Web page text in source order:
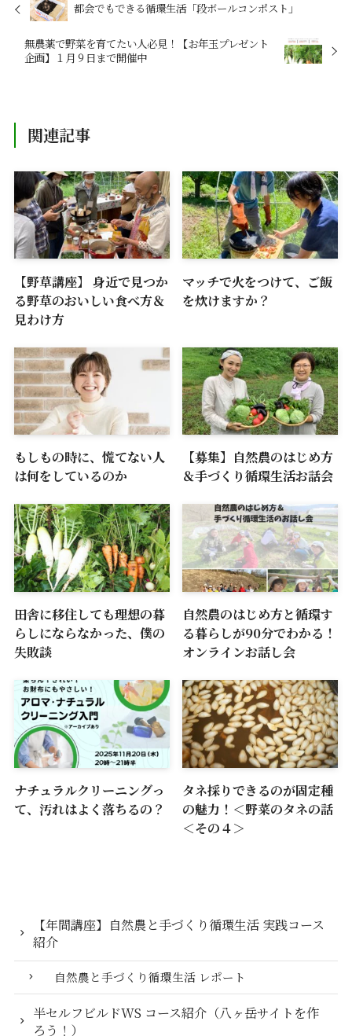
都会でもできる循環生活「段ボールコンポスト」
無農薬で野菜を育てたい人必見！【お年玉プレゼント
企画】１月９日まで開催中
関連記事
【野草講座】 身近で見つか
る野草のおいしい食べ方＆
見わけ方
マッチで火をつけて、ご飯
を炊けますか？
もしもの時に、慌てない人
は何をしているのか
【募集】自然農のはじめ方
＆手づくり循環生活お話会
田舎に移住しても理想の暮
らしにならなかった、僕の
失敗談
自然農のはじめ方と循環す
る暮らしが90分でわかる！
オンラインお話し会
ナチュラルクリーニングっ
て、汚れはよく落ちるの？
タネ採りできるのが固定種
の魅力！＜野菜のタネの話
＜その４＞
【年間講座】自然農と手づくり循環生活 実践コース
紹介
自然農と手づくり循環生活 レポート
半セルフビルドWS コース紹介（八ヶ岳サイトを作
ろう！）